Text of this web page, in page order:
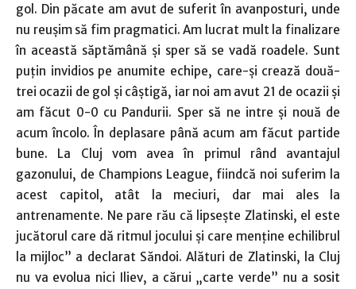
gol. Din păcate am avut de suferit în avanposturi, unde
nu reușim să fim pragmatici. Am lucrat mult la finalizare
în această săptămână și sper să se vadă roadele. Sunt
puțin invidios pe anumite echipe, care-și crează două-
trei ocazii de gol și câștigă, iar noi am avut 21 de ocazii și
am făcut 0-0 cu Pandurii. Sper să ne intre și nouă de
acum încolo. În deplasare până acum am făcut partide
bune. La Cluj vom avea în primul rând avantajul
gazonului, de Champions League, fiindcă noi suferim la
acest capitol, atât la meciuri, dar mai ales la
antrenamente. Ne pare rău că lipseşte Zlatinski, el este
jucătorul care dă ritmul jocului şi care menţine echilibrul
la mijloc” a declarat Săndoi. Alături de Zlatinski, la Cluj
nu va evolua nici Iliev, a cărui „carte verde” nu a sosit